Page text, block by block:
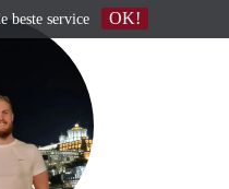
beste service OK!